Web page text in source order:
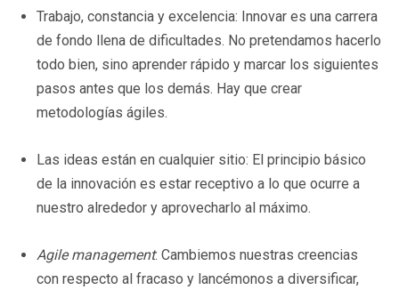
Trabajo, constancia y excelencia: Innovar es una carrera
de fondo llena de dificultades. No pretendamos hacerlo
todo bien, sino aprender rápido y marcar los siguientes
pasos antes que los demás. Hay que crear
metodologías ágiles.
Las ideas están en cualquier sitio: El principio básico
de la innovación es estar receptivo a lo que ocurre a
nuestro alrededor y aprovecharlo al máximo.
Agile management: Cambiemos nuestras creencias
con respecto al fracaso y lancémonos a diversificar,